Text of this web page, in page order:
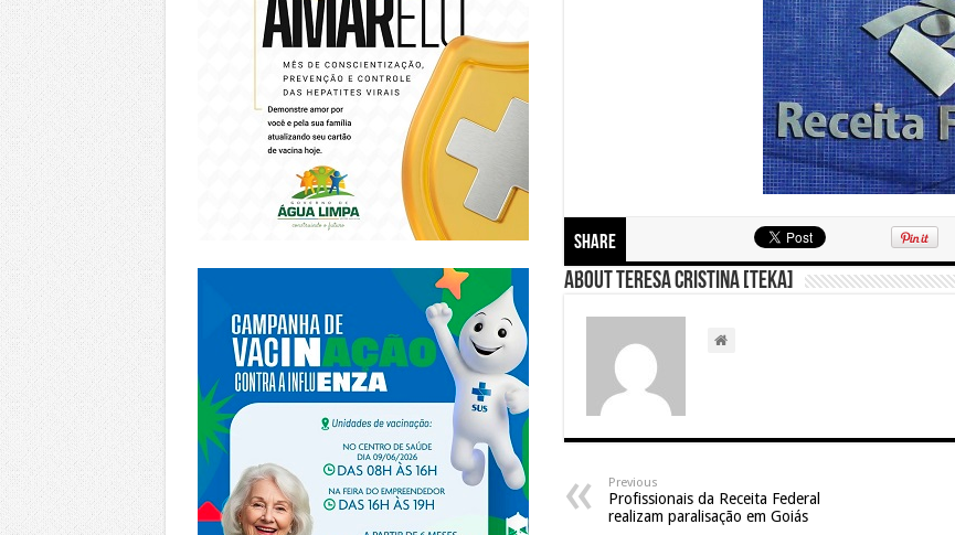
Share
About Teresa Cristina [Teka]
Previous
Profissionais da Receita Federal
realizam paralisação em Goiás
https://piracanjuba.go.gov.br/